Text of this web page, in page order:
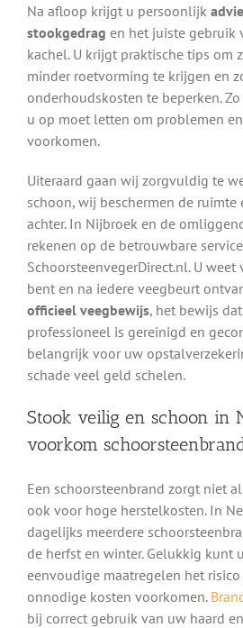
Na afloop krijgt u persoonlijk
stookgedrag en het juiste gebruik
kachel. U krijgt praktische tips om
minder roetvorming te krijgen en
onderhoudskosten te beperken.
u op moet letten om problemen
voorkomen.
Uiteraard gaan wij zorgvuldig te
schoon, wij beschermen de
achter. In Nijbroek en de
rekenen op de betrouwbare
SchoorsteenvegerDirect.nl. U
bent en na iedere veegbeurt
officieel veegbewijs, het bewijs
professioneel is gereinigd en
belangrijk voor uw
schade veel geld schelen.
Stook veilig en schoon in
voorkom schoorsteenbrand
Een schoorsteenbrand zorgt niet
ook voor hoge herstelkosten. In
dagelijks meerdere
de herfst en winter. Gelukkig kunt
eenvoudige maatregelen het
onnodige kosten voorkomen.
bij correct gebruik van uw haard